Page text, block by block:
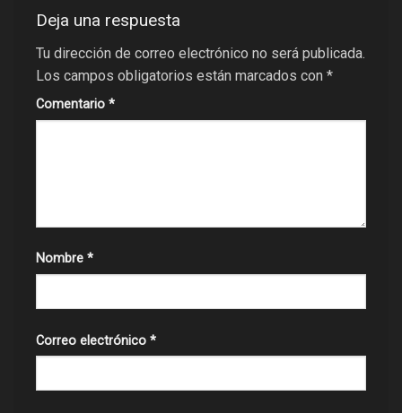
Deja una respuesta
Tu dirección de correo electrónico no será publicada.
Los campos obligatorios están marcados con *
Comentario *
Nombre *
Correo electrónico *